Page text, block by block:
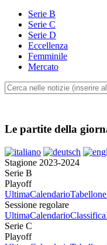
Serie B
Serie C
Serie D
Eccellenza
Femminile
Mercato
Le partite della
Stagione 2023-2024
Serie B
Playoff
UltimaCalendarioTabellone
Sessione regolare
UltimaCalendarioClassifica
Serie C
Playoff